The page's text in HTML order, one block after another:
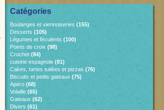
Catégories
Boulanges et viennoiseries (155)
Desserts (105)
Légumes et féculents (100)
Points de croix (98)
Crochet(84)
cuisine espagnole (81)
Cakes, tartes salées et pizzas (76)
Biscuits et petits gateaux (75)
Apéro (68)
Volaille (65)
Gateaux (62)
Divers (61)